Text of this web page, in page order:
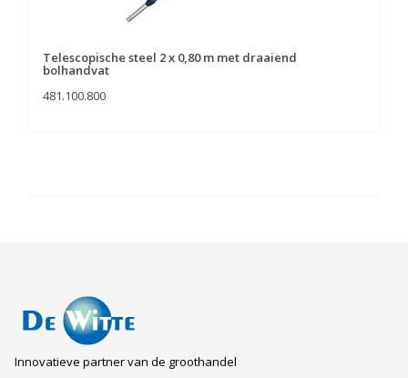
Telescopische steel 2 x 0,80 m met draaiend
bolhandvat
481.100.800
Innovatieve partner van de groothandel